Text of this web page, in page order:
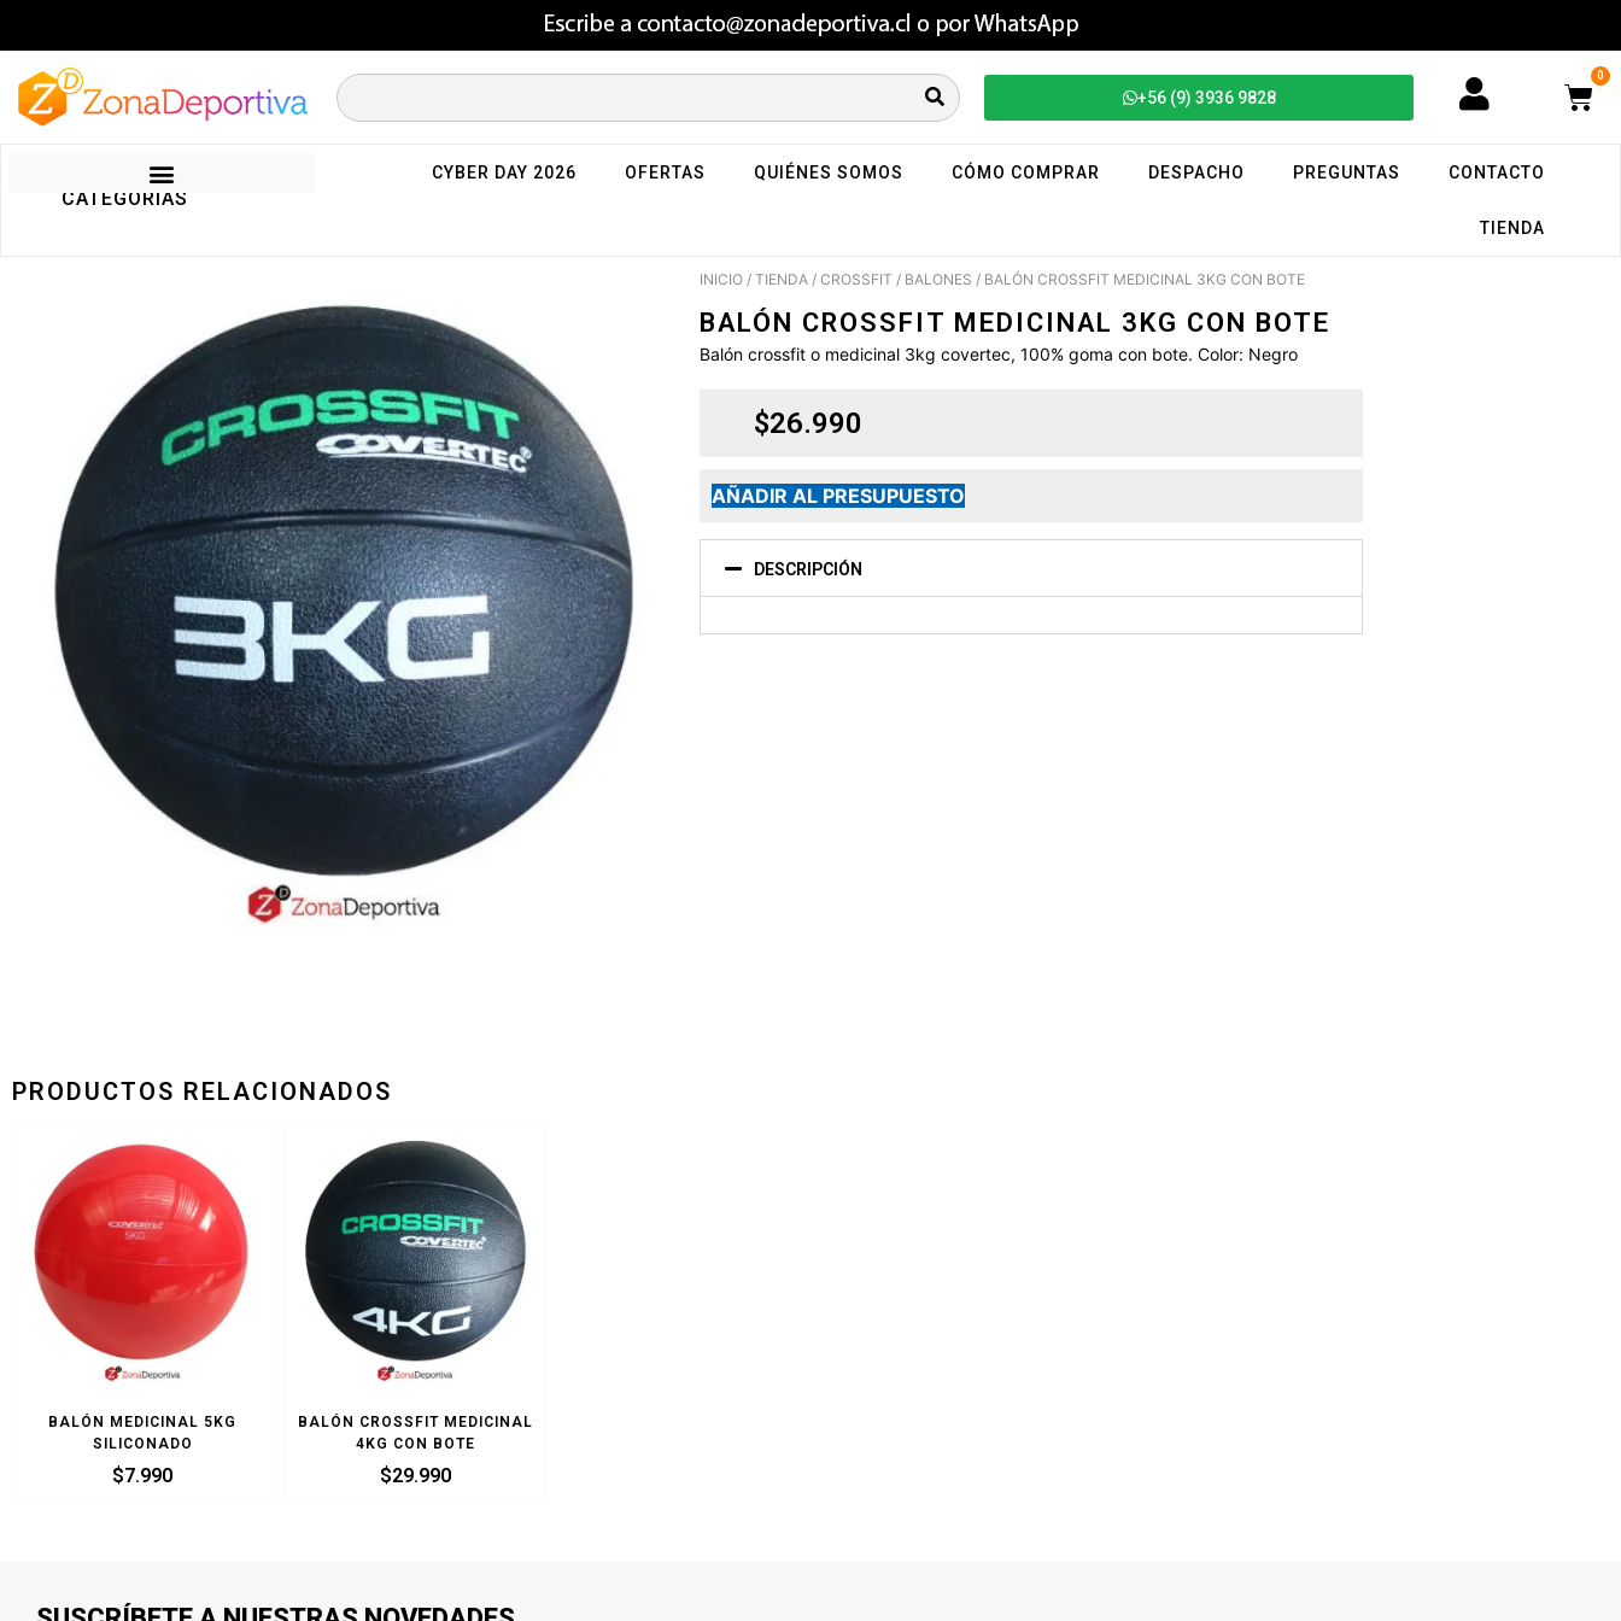
+56 (9) 3936 9828
0
CATEGORIAS
CYBER DAY 2026 OFERTAS QUIÉNES SOMOS CÓMO COMPRAR DESPACHO PREGUNTAS CONTACTO
TIENDA
INICIO / TIENDA / CROSSFIT / BALONES / BALÓN CROSSFIT MEDICINAL 3KG CON BOTE
BALÓN CROSSFIT MEDICINAL 3KG CON BOTE
Balón crossfit o medicinal 3kg covertec, 100% goma con bote. Color: Negro
$26.990
AÑADIR AL PRESUPUESTO
DESCRIPCIÓN
PRODUCTOS RELACIONADOS
BALÓN MEDICINAL 5KG
SILICONADO
$7.990
BALÓN CROSSFIT MEDICINAL
4KG CON BOTE
$29.990